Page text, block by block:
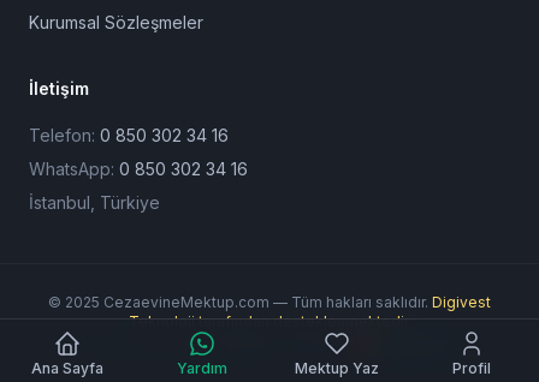
Ana Sayfa Yardım Mektup Yaz Profil
Kurumsal Sözleşmeler
İletişim
Telefon: 0 850 302 34 16
WhatsApp: 0 850 302 34 16
İstanbul, Türkiye
© 2025 CezaevineMektup.com — Tüm hakları saklıdır. Digivest
Teknoloji tarafından desteklenmektedir.
Ödeme Yöntemleri: